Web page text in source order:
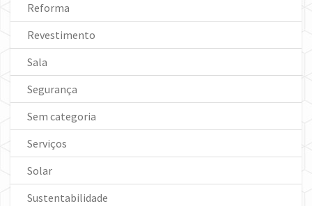
Reforma
Revestimento
Sala
Segurança
Sem categoria
Serviços
Solar
Sustentabilidade